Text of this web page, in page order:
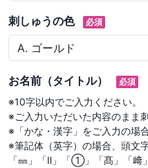
刺しゅうの色 必須
お名前（タイトル） 必須
※10字以内でご入力ください。
※ご入力いただいた内容のまま
※「かな・漢字」をご入力の場
※筆記体（英字）の場合、頭文
「㎜」「Ⅱ」「①」「髙」「﨑